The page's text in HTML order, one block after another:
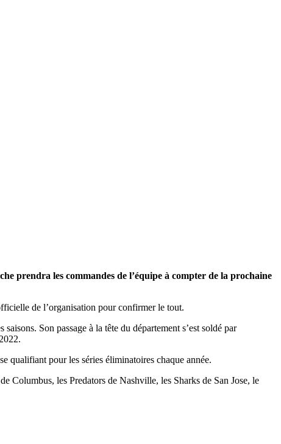
prendra les commandes de l’équipe à compter de la prochaine
de l’organisation pour confirmer le tout.
Son passage à la tête du département s’est soldé par
qualifiant pour les séries éliminatoires chaque année.
Columbus, les Predators de Nashville, les Sharks de San Jose, le